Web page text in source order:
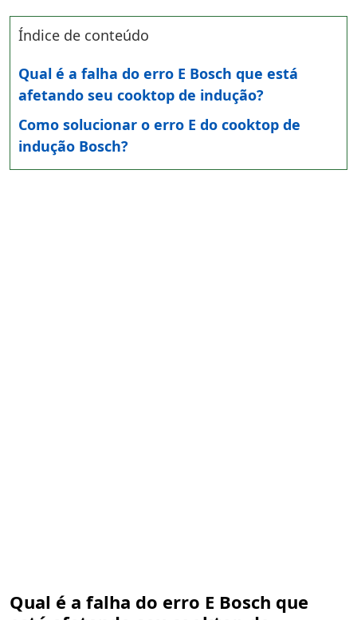
Índice de conteúdo
Qual é a falha do erro E Bosch que está
afetando seu cooktop de indução?
Como solucionar o erro E do cooktop de
indução Bosch?
Qual é a falha do erro E Bosch que